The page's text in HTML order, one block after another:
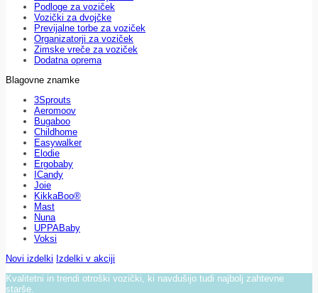
Podloge za voziček
Vozički za dvojčke
Previjalne torbe za voziček
Organizatorji za voziček
Zimske vreče za voziček
Dodatna oprema
Blagovne znamke
3Sprouts
Aeromoov
Bugaboo
Childhome
Easywalker
Elodie
Ergobaby
ICandy
Joie
KikkaBoo®
Mast
Nuna
UPPABaby
Voksi
Novi izdelki Izdelki v akciji
Kvalitetni in trendi otroški vozički, ki navdušijo tudi najbolj zahtevne
starše.